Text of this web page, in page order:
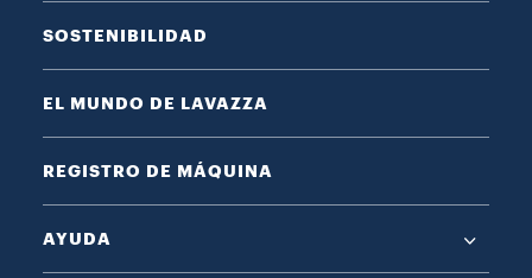
SOSTENIBILIDAD
EL MUNDO DE LAVAZZA
REGISTRO DE MÁQUINA
AYUDA